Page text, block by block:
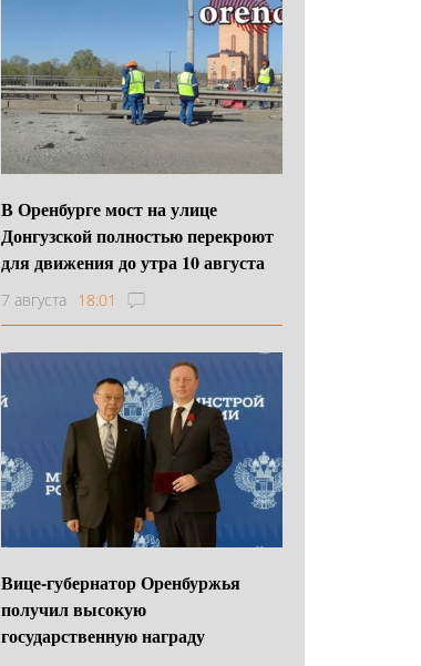
В Оренбурге мост на улице
Донгузской полностью перекроют
для движения до утра 10 августа
7 августа 18:01
Вице-губернатор Оренбуржья
получил высокую
государственную награду